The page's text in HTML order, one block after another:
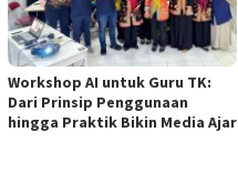
Workshop AI untuk Guru TK:
Dari Prinsip Penggunaan
hingga Praktik Bikin Media Ajar